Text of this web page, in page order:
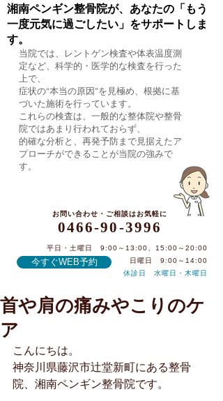
湘南ペンギン整骨院が、あなたの「もう
一度元気に過ごしたい」をサポートしま
す。
0466-90-3996
お問い合わせ・ご相談はお気軽に
当院では、レントゲン検査や体表温度測
定など、科学的・医学的な検査を行った
上で、
症状の“本当の原因”を見極め、根拠に基
づいた施術を行っています。
これらの検査は、一般的な整体院や整骨
院ではあまり行われておらず、
的確な分析と、再発予防まで見据えたア
プローチができることが当院の強みで
す。
平日・土曜日 9:00～13:00、15:00～20:00
日曜日 9:00～14:00
休診日 水曜日・木曜日
今すぐWEB予約
0466-90-3996
首や肩の痛みやこりのケ
ア
こんにちは。
神奈川県藤沢市辻堂新町にある整骨
院、湘南ペンギン整骨院です。